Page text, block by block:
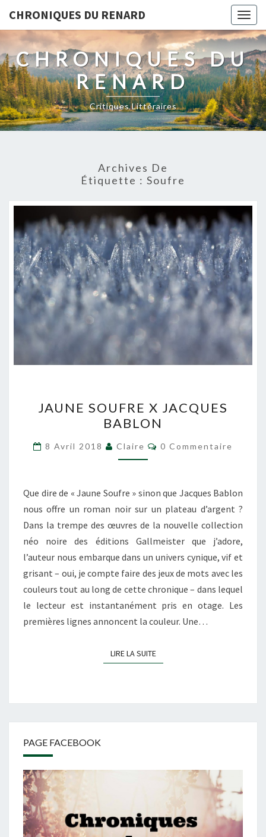
CHRONIQUES DU RENARD
CHRONIQUES DU
RENARD
Critiques Littéraires
Archives De
Étiquette : Soufre
SOUFRE
X
JACQUES
BABLON
JAUNE SOUFRE X JACQUES
BABLON
8 Avril 2018 Claire Commentaires
0 Commentaire
Que dire de « Jaune Soufre » sinon que Jacques Bablon
nous offre un roman noir sur un plateau d’argent ?
Dans la trempe des œuvres de la nouvelle collection
néo noire des éditions Gallmeister que j’adore,
l’auteur nous embarque dans un univers cynique, vif et
grisant – oui, je compte faire des jeux de mots avec les
couleurs tout au long de cette chronique – dans lequel
le lecteur est instantanément pris en otage. Les
premières lignes annoncent la couleur. Une…
LIRE LA SUITELIRE LA SUITE
PAGE FACEBOOK